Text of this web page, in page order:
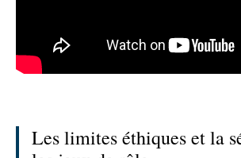
Les limites éthiques et la